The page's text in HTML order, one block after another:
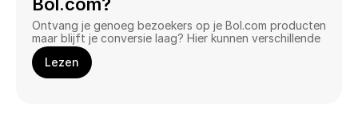
Ontvang je genoeg bezoekers op je Bol.com producten
maar blijft je conversie laag? Hier kunnen verschillende
redenen aan ten grondslag aan liggen.
Lezen